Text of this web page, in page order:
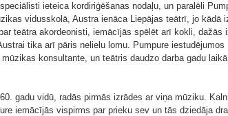
ieteica kordiriģēšanas nodaļu, un paralēli
vidusskolā, Austra ienāca Liepājas teātrī, jo kādā
teātra akordeonisti, iemācījās spēlēt arī kokli, dažās
tika arī pāris nelielu lomu. Pumpure iestudējumos
konsultante, un teātris daudzo darba gadu
gadu vidū, radās pirmās izrādes ar viņa mūziku.
iemācījās vispirms par prieku sev un tās dziedāja